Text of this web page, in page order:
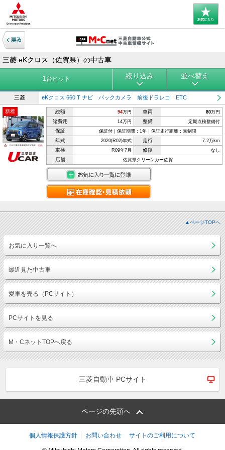
三菱 eKクロス（佐賀県）の中古車
1 台ヒット 絞り込み 並べ替え
三菱 eKクロス 660 T ナビ バックカメラ 前後ドラレコ ETC
新着 総額 94万円 車両 80万円
諸費用 14万円 整備 定期点検整備付
保証 保証付｜保証期間：1年｜保証走行距離：無制限
年式 2020(R02)年式 走行 7.2万km
車検 R09年7月 修復 なし
店舗 佐賀県クリーンカー佐賀
▲ページTOPへ
お気に入り一覧へ
最近見た中古車
愛車を売る（PCサイト）
PCサイトを見る
M・CネットTOPへ戻る
三菱自動車 PCサイト
ページの先頭へ
個人情報保護方針 お問い合わせ サイトのご利用について